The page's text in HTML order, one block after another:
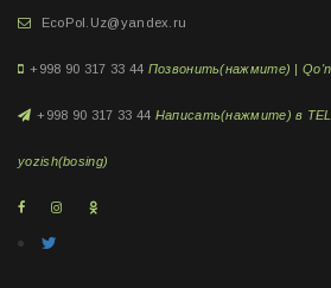
EcoPol.Uz@yandex.ru
+998 90 317 33 44 Позвонить(нажмите) |
+998 90 317 33 44 Написать(нажмите) в
yozish(bosing)